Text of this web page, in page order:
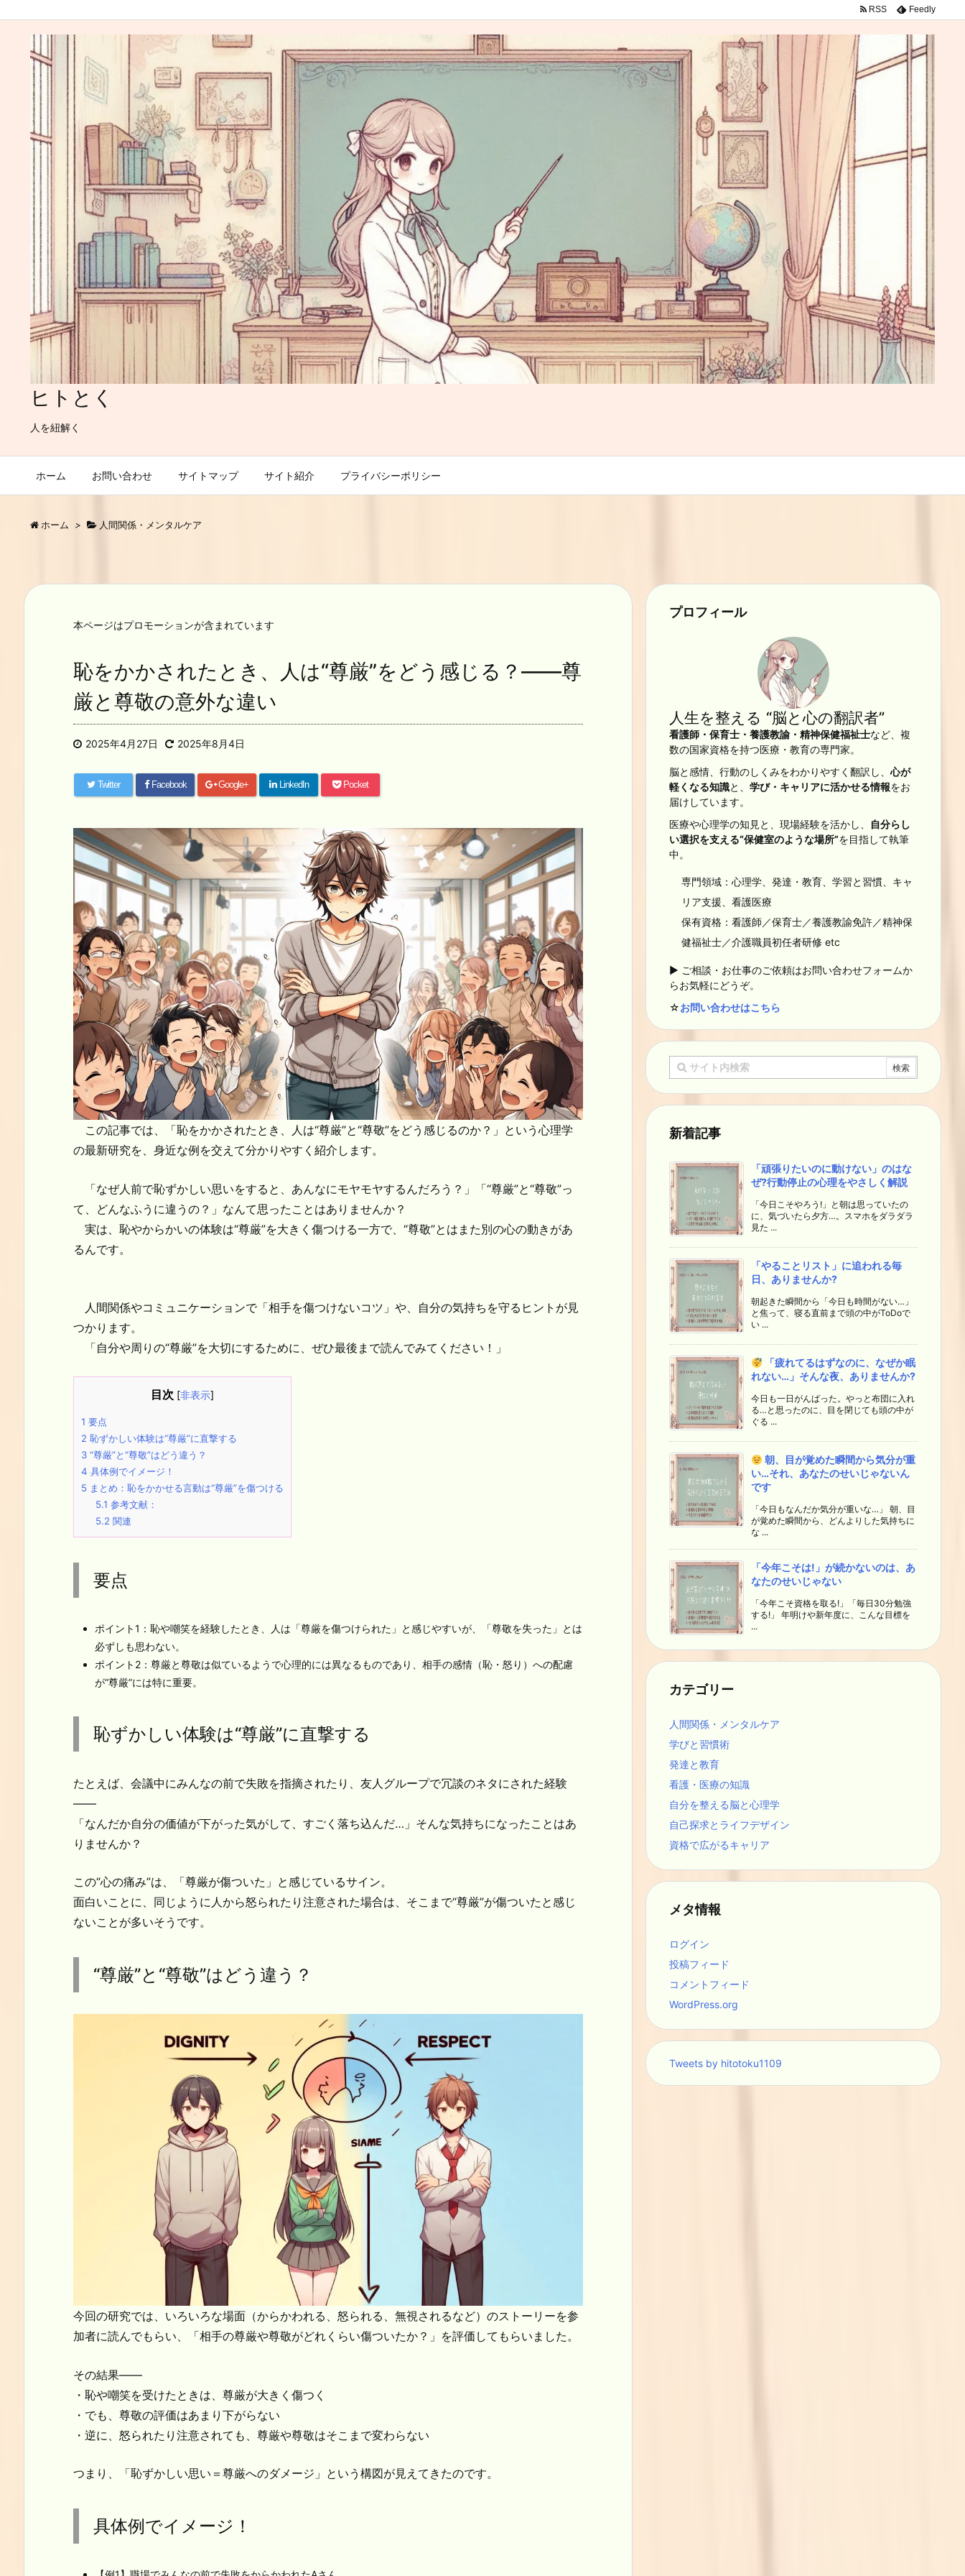
ヒトとく
人を紐解く
ホーム お問い合わせ サイトマップ サイト紹介 プライバシーポリシー
RSS Feedly
ホーム > 人間関係・メンタルケア
本ページはプロモーションが含まれています
恥をかかされたとき、人は“尊厳”をどう感じる？――尊
厳と尊敬の意外な違い
2025年4月27日 2025年8月4日
Twitter Facebook Google+ LinkedIn Pocket
この記事では、「恥をかかされたとき、人は“尊厳”と“尊敬”をどう感じるのか？」という心理学
の最新研究を、身近な例を交えて分かりやすく紹介します。
「なぜ人前で恥ずかしい思いをすると、あんなにモヤモヤするんだろう？」「“尊厳”と“尊敬”っ
て、どんなふうに違うの？」なんて思ったことはありませんか？
実は、恥やからかいの体験は“尊厳”を大きく傷つける一方で、“尊敬”とはまた別の心の動きがあ
るんです。
人間関係やコミュニケーションで「相手を傷つけないコツ」や、自分の気持ちを守るヒントが見
つかります。
「自分や周りの“尊厳”を大切にするために、ぜひ最後まで読んでみてください！」
目次 [非表示]
1 要点
2 恥ずかしい体験は“尊厳”に直撃する
3 “尊厳”と“尊敬”はどう違う？
4 具体例でイメージ！
5 まとめ：恥をかかせる言動は“尊厳”を傷つける
5.1 参考文献：
5.2 関連
要点
ポイント1：恥や嘲笑を経験したとき、人は「尊厳を傷つけられた」と感じやすいが、「尊敬を失った」とは
必ずしも思わない。
ポイント2：尊厳と尊敬は似ているようで心理的には異なるものであり、相手の感情（恥・怒り）への配慮
が“尊厳”には特に重要。
恥ずかしい体験は“尊厳”に直撃する
たとえば、会議中にみんなの前で失敗を指摘されたり、友人グループで冗談のネタにされた経験
――
「なんだか自分の価値が下がった気がして、すごく落ち込んだ…」そんな気持ちになったことはあ
りませんか？
この“心の痛み”は、「尊厳が傷ついた」と感じているサイン。
面白いことに、同じように人から怒られたり注意された場合は、そこまで“尊厳”が傷ついたと感じ
ないことが多いそうです。
“尊厳”と“尊敬”はどう違う？
今回の研究では、いろいろな場面（からかわれる、怒られる、無視されるなど）のストーリーを参
加者に読んでもらい、「相手の尊厳や尊敬がどれくらい傷ついたか？」を評価してもらいました。
その結果――
・恥や嘲笑を受けたときは、尊厳が大きく傷つく
・でも、尊敬の評価はあまり下がらない
・逆に、怒られたり注意されても、尊厳や尊敬はそこまで変わらない
つまり、「恥ずかしい思い＝尊厳へのダメージ」という構図が見えてきたのです。
具体例でイメージ！
プロフィール
人生を整える “脳と心の翻訳者”
看護師・保育士・養護教諭・精神保健福祉士など、複
数の国家資格を持つ医療・教育の専門家。
脳と感情、行動のしくみをわかりやすく翻訳し、 心が
軽くなる知識と、 学び・キャリアに活かせる情報をお
届けしています。
医療や心理学の知見と、現場経験を活かし、
自分らし
い選択を支える“保健室のような場所”を目指して執筆
中。
専門領域：心理学、発達・教育、学習と習慣、キャ
リア支援、看護医療
保有資格：看護師／保育士／養護教諭免許／精神保
健福祉士／介護職員初任者研修 etc
▶ ご相談・お仕事のご依頼はお問い合わせフォームか
らお気軽にどうぞ。
☆お問い合わせはこちら
新着記事
「頑張りたいのに動けない」のはな
ぜ?行動停止の心理をやさしく解説
「今日こそやろう!」と朝は思っていたの
に、気づいたら夕方…。スマホをダラダラ
見た ...
「やることリスト」に追われる毎
日、ありませんか?
朝起きた瞬間から「今日も時間がない…」
と焦って、寝る直前まで頭の中がToDoで
い ...
「疲れてるはずなのに、なぜか眠
れない…」そんな夜、ありませんか?
今日も一日がんばった。やっと布団に入れ
る…と思ったのに、目を閉じても頭の中が
ぐる ...
朝、目が覚めた瞬間から気分が重
い…それ、あなたのせいじゃないん
です
「今日もなんだか気分が重いな…」 朝、目
が覚めた瞬間から、どんよりした気持ちに
な ...
「今年こそは!」が続かないのは、あ
なたのせいじゃない
「今年こそ資格を取る!」「毎日30分勉強
する!」 年明けや新年度に、こんな目標を
...
カテゴリー
人間関係・メンタルケア
学びと習慣術
発達と教育
看護・医療の知識
自分を整える脳と心理学
自己探求とライフデザイン
資格で広がるキャリア
メタ情報
ログイン
投稿フィード
コメントフィード
WordPress.org
Tweets by hitotoku1109